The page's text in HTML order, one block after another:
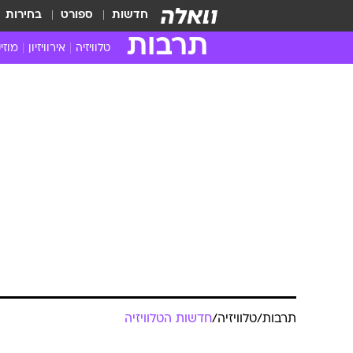
חדשות ספורט בחירות
תרבות טלוויזיה אירוויזיון
תרבות/טלוויזיה/חדשות הטלוויזיה